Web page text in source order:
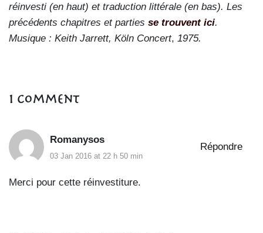
réinvesti (en haut) et traduction littérale (en bas). Les
précédents chapitres et parties se trouvent ici.
Musique : Keith Jarrett, Köln Concert, 1975.
1 Comment
Romanysos
03 Jan 2016 at 22 h 50 min
Répondre
Merci pour cette réinvestiture.